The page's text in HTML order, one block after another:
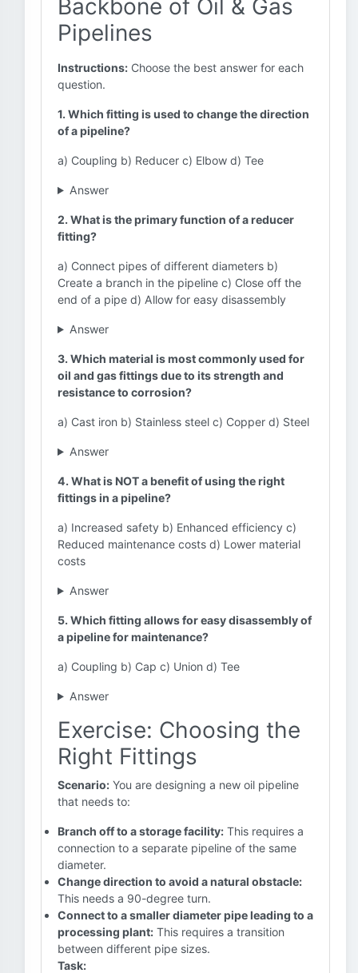
Backbone of Oil & Gas
Pipelines
Instructions: Choose the best answer for each
question.
1. Which fitting is used to change the direction
of a pipeline?
a) Coupling b) Reducer c) Elbow d) Tee
Answer
2. What is the primary function of a reducer
fitting?
a) Connect pipes of different diameters b)
Create a branch in the pipeline c) Close off the
end of a pipe d) Allow for easy disassembly
Answer
3. Which material is most commonly used for
oil and gas fittings due to its strength and
resistance to corrosion?
a) Cast iron b) Stainless steel c) Copper d) Steel
Answer
4. What is NOT a benefit of using the right
fittings in a pipeline?
a) Increased safety b) Enhanced efficiency c)
Reduced maintenance costs d) Lower material
costs
Answer
5. Which fitting allows for easy disassembly of
a pipeline for maintenance?
a) Coupling b) Cap c) Union d) Tee
Answer
Exercise: Choosing the
Right Fittings
Scenario: You are designing a new oil pipeline
that needs to:
Branch off to a storage facility: This requires a
connection to a separate pipeline of the same
diameter.
Change direction to avoid a natural obstacle:
This needs a 90-degree turn.
Connect to a smaller diameter pipe leading to a
processing plant: This requires a transition
between different pipe sizes.
Task: